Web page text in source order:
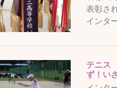
表彰さ
インタ
テニス
ず！い